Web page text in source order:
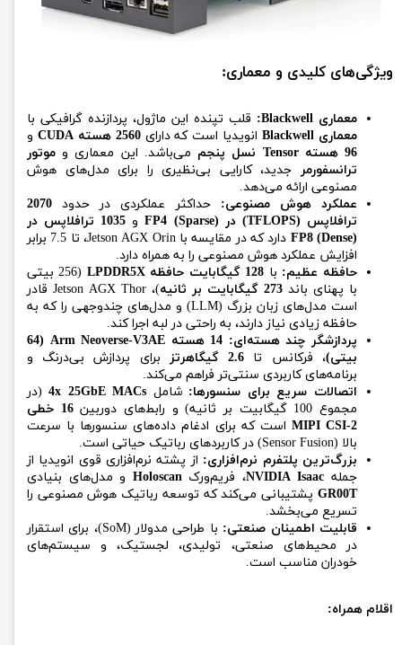
ویژگی‌های کلیدی و معماری:
معماری Blackwell:
قلب تپنده این ماژول، پردازنده گرافیکی با
معماری Blackwell
انویدیا است که دارای2560 هسته CUDA
و
96 هسته Tensor نسل پنجم
می‌باشد. این معماری و موتور
ترانسفورمر جدید، کارایی بی‌نظیری را برای مدل‌های هوش
مصنوعی ارائه می‌دهد.
عملکرد هوش مصنوعی: حداکثر عملکردی در حدود 2070
ترافلاپس (TFLOPS) در FP4 (Sparse)
و
1035 ترافلاپس در
FP8 (Dense)
دارد که در مقایسه با Jetson AGX Orin، تا 7.5 برابر
افزایش عملکرد هوش مصنوعی را به همراه دارد.
حافظه عظیم: با 128 گیگابایت حافظه LPDDR5X
(256 بیتی
با پهنای باند 273 گیگابایت بر ثانیه
)، Jetson AGX Thor قادر
است مدل‌های زبان بزرگ (LLM) و مدل‌های چندوجهی را که به
حافظه زیادی نیاز دارند، به راحتی در لبه اجرا کند.
پردازشگر چند هسته‌ای:
14 هسته Arm Neoverse-V3AE (64
بیتی)، فرکانس تا 2.6 گیگاهرتز
برای پردازش بی‌درنگ و
برنامه‌های کاربردی سنتی‌تر فراهم می‌کند.
اتصالات سریع برای سنسورها: شامل 4x 25GbE MACs(در
مجموع 100 گیگابیت بر ثانیه) و رابط‌های دوربین
16 خطی
MIPI CSI-2 است که برای ادغام داده‌های سنسورها با سرعت
بالا (Sensor Fusion) در کاربردهای رباتیک حیاتی است.
بزرگ‌ترین پلتفرم نرم‌افزاری: از پشته نرم‌افزاری قوی انویدیا از
جمله NVIDIA Isaac، فریم‌ورکHoloscan و مدل‌های بنیادی
GR00T پشتیبانی می‌کند که توسعه رباتیک هوش مصنوعی را
تسریع می‌بخشد.
قابلیت اطمینان صنعتی:
با طراحی مدولار (SoM)، برای استقرار
در محیط‌های صنعتی، تولیدی، لجستیک، و سیستم‌های
خودران مناسب است.
اقلام همراه: